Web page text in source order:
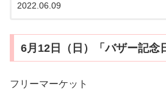
りましょうなんて、失
2022.06.09
6月12日（日）「バザー記念
フリーマーケット